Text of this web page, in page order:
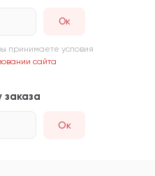
принимаете условия
сайта
Ок